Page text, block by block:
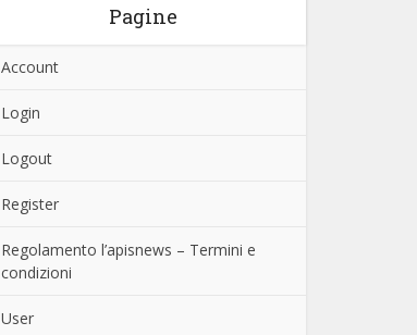
Pagine
Account
Login
Logout
Register
Regolamento l’apisnews – Termini e
condizioni
User